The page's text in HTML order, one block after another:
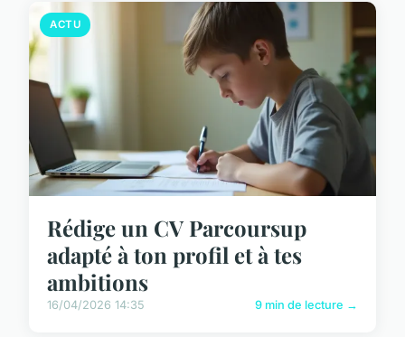
ACTU
Rédige un CV Parcoursup
adapté à ton profil et à tes
ambitions
16/04/2026 14:35 9 min de lecture →